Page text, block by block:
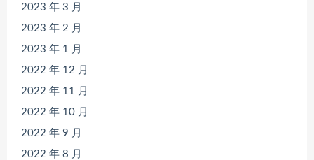
2023 年 3 月
2023 年 2 月
2023 年 1 月
2022 年 12 月
2022 年 11 月
2022 年 10 月
2022 年 9 月
2022 年 8 月